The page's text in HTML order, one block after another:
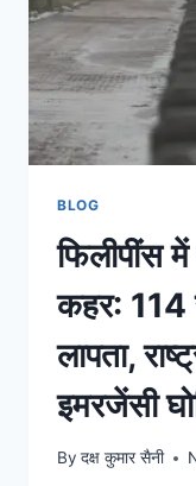
BLOG
फिलीपींस
कहर: 114
लापता,
इमरजेंसी
By दक्ष कुमार सैनी